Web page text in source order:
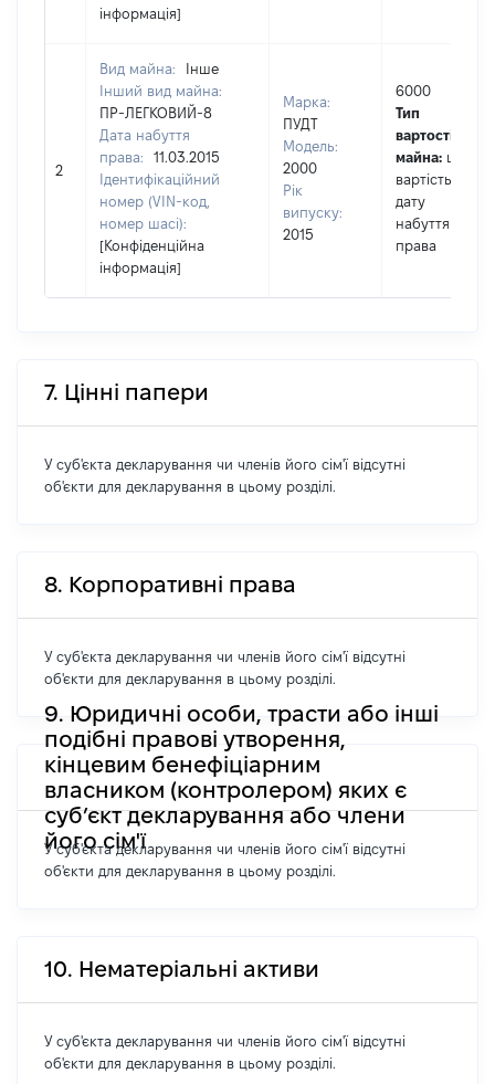
інформація]
2
Вид майна:
Інше
Інший вид майна:
ПР-ЛЕГКОВИЙ-8
Дата набуття
права:
11.03.2015
Ідентифікаційний
номер (VIN-код,
номер шасі):
[Конфіденційна
інформація]
Марка:
ПУДТ
Модель:
2000
Рік
випуску:
2015
6000
Тип
вартості
майна: це
вартість на
дату
набуття
права
7. Цінні папери
У суб'єкта декларування чи членів його сім'ї відсутні
об'єкти для декларування в цьому розділі.
8. Корпоративні права
У суб'єкта декларування чи членів його сім'ї відсутні
об'єкти для декларування в цьому розділі.
9. Юридичні особи, трасти або інші
подібні правові утворення,
кінцевим бенефіціарним
власником (контролером) яких є
суб’єкт декларування або члени
його сім'ї
У суб'єкта декларування чи членів його сім'ї відсутні
об'єкти для декларування в цьому розділі.
10. Нематеріальні активи
У суб'єкта декларування чи членів його сім'ї відсутні
об'єкти для декларування в цьому розділі.